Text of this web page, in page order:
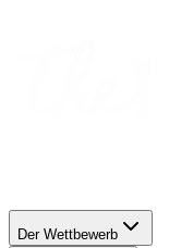
Der Wettbewerb